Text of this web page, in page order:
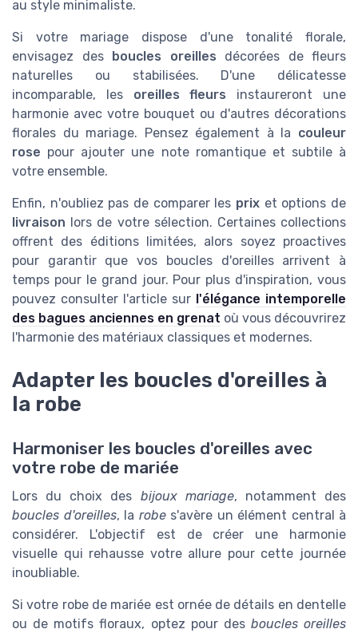
au style minimaliste.
Si votre mariage dispose d'une tonalité florale,
envisagez des boucles oreilles décorées de fleurs
naturelles ou stabilisées. D'une délicatesse
incomparable, les oreilles fleurs instaureront une
harmonie avec votre bouquet ou d'autres décorations
florales du mariage. Pensez également à la couleur
rose pour ajouter une note romantique et subtile à
votre ensemble.
Enfin, n'oubliez pas de comparer les prix et options de
livraison lors de votre sélection. Certaines collections
offrent des éditions limitées, alors soyez proactives
pour garantir que vos boucles d'oreilles arrivent à
temps pour le grand jour. Pour plus d'inspiration, vous
pouvez consulter l'article sur l'élégance intemporelle
des bagues anciennes en grenat où vous découvrirez
l'harmonie des matériaux classiques et modernes.
Adapter les boucles d'oreilles à
la robe
Harmoniser les boucles d'oreilles avec
votre robe de mariée
Lors du choix des bijoux mariage, notamment des
boucles d'oreilles, la robes'avère un élément central à
considérer. L'objectif est de créer une harmonie
visuelle qui rehausse votre allure pour cette journée
inoubliable.
Si votre robe de mariée est ornée de détails en dentelle
ou de motifs floraux, optez pour des boucles oreilles